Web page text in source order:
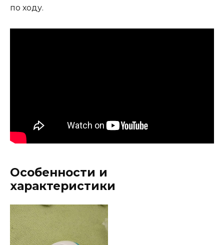
по ходу.
Особенности и
характеристики